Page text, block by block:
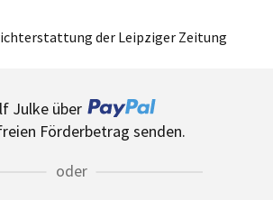
der Leipziger Zeitung
Julke über
Förderbetrag senden.
oder